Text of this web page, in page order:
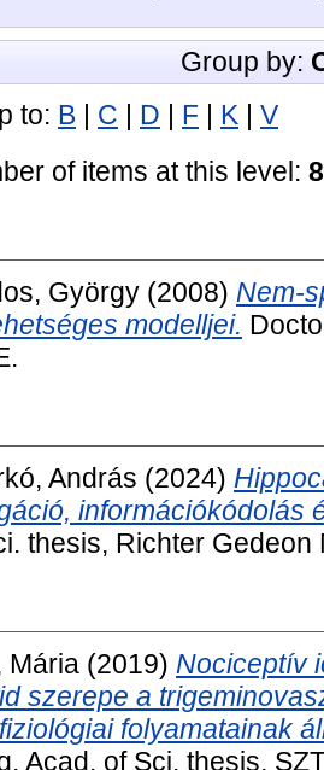
Group by:
to: B C D F K
V
of items at this level: 8
György (2008) Nem-
modelljei.
András (2024)
információkódolás
thesis, Richter Gedeon
Mária (2019) Nociceptív
szerepe a
folyamatainak
Acad. of Sci. thesis,